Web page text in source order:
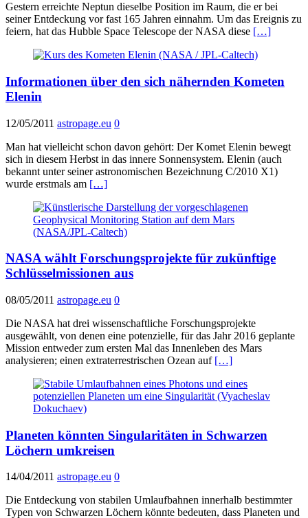
Gestern erreichte Neptun dieselbe Position im Raum, die er bei
seiner Entdeckung vor fast 165 Jahren einnahm. Um das Ereignis zu
feiern, hat das Hubble Space Telescope der NASA diese […]
Informationen über den sich nähernden Kometen
Elenin
12/05/2011 astropage.eu 0
Man hat vielleicht schon davon gehört: Der Komet Elenin bewegt
sich in diesem Herbst in das innere Sonnensystem. Elenin (auch
bekannt unter seiner astronomischen Bezeichnung C/2010 X1)
wurde erstmals am […]
NASA wählt Forschungsprojekte für zukünftige
Schlüsselmissionen aus
08/05/2011 astropage.eu 0
Die NASA hat drei wissenschaftliche Forschungsprojekte
ausgewählt, von denen eine potenzielle, für das Jahr 2016 geplante
Mission entweder zum ersten Mal das Innenleben des Mars
analysieren; einen extraterrestrischen Ozean auf […]
Planeten könnten Singularitäten in Schwarzen
Löchern umkreisen
14/04/2011 astropage.eu 0
Die Entdeckung von stabilen Umlaufbahnen innerhalb bestimmter
Typen von Schwarzen Löchern könnte bedeuten, dass Planeten und